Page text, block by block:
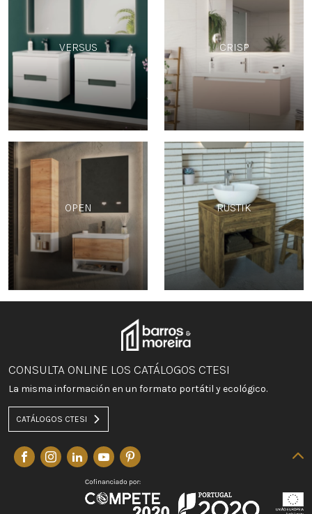
VERSUS CRISP
OPEN RUSTIK
CONSULTA ONLINE LOS CATÁLOGOS CTESI
La misma información en un formato portátil y ecológico.
CATÁLOGOS CTESI